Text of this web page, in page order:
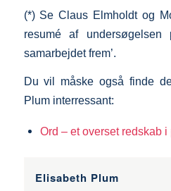
(*) Se Claus Elmholdt og
resumé af undersøgelsen
samarbejdet frem’.
Du vil måske også finde
Plum interressant:
Ord – et overset redskab
Elisabeth Plum